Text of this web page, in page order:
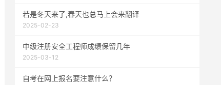
若是冬天来了,春天也总马上会来翻译
2025-02-23
中级注册安全工程师成绩保留几年
2025-03-12
自考在网上报名要注意什么？